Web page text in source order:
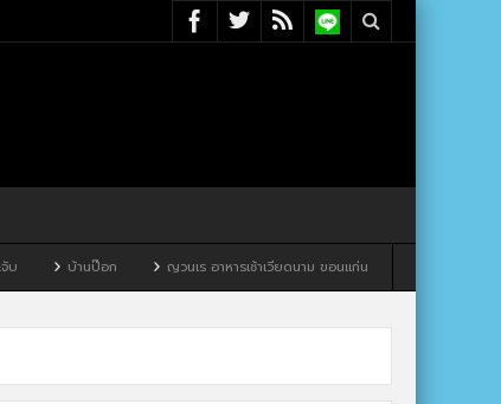
บ้านป๊อก ญวนเร อาหารเช้าเวียดนาม ขอนแก่น